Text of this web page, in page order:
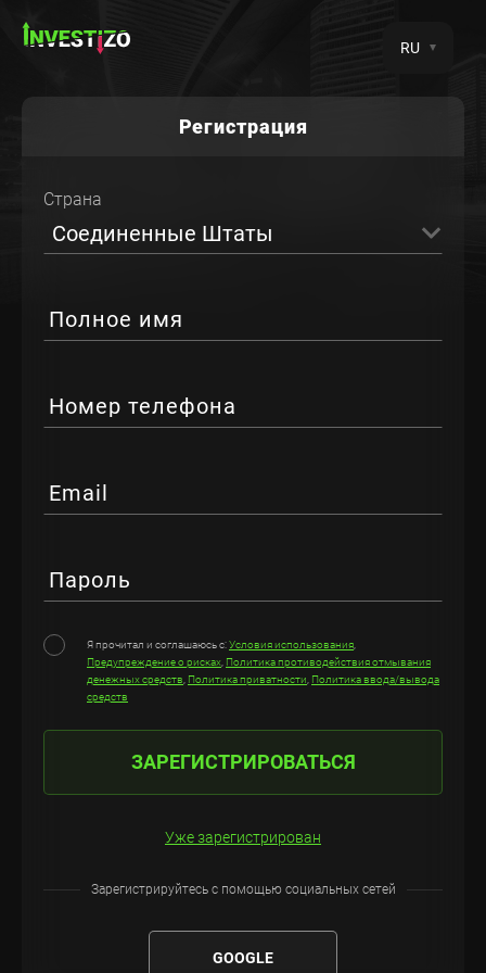
RU
Регистрация
Страна
Соединенные Штаты
Полное имя
Номер телефона
Email
Пароль
Я прочитал и соглашаюсь с:Условия использования
Предупреждение о рисках Политика противодействия отмывания
денежных средств Политика приватности Политика ввода/вывода
средств
ЗАРЕГИСТРИРОВАТЬСЯ
Уже зарегистрирован
Зарегистрируйтесь с помощью социальных сетей
GOOGLE